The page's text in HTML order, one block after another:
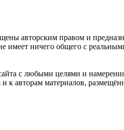
авторским правом и
ничего общего с
с любыми целями и
к авторам материалов,